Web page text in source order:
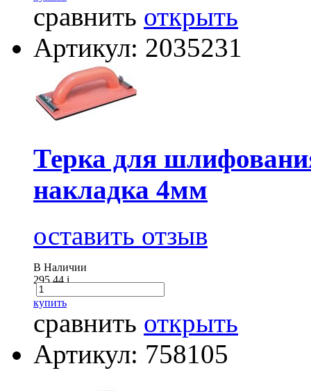
сравнить открыть
Артикул: 2035231
Терка для
накладка 4мм
оставить отзыв
В Наличии
295.44i
купить
сравнить открыть
Артикул: 758105